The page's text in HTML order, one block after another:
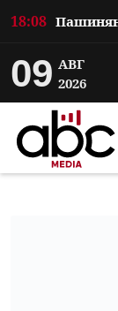
18:08
09 АВГ
2026